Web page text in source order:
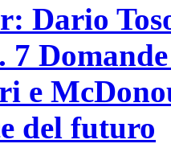
Dario
e
del futuro